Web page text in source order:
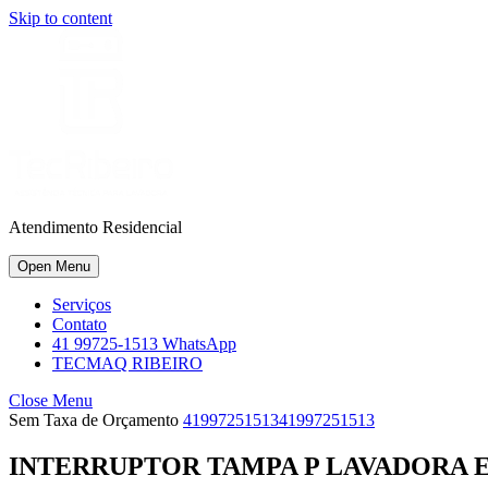
Skip to content
Atendimento Residencial
Open Menu
Serviços
Contato
41 99725-1513 WhatsApp
TECMAQ RIBEIRO
Close Menu
Sem Taxa de Orçamento 4199725151341997251513
INTERRUPTOR TAMPA P LAVADORA